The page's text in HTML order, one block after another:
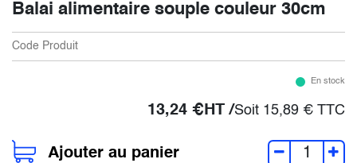
Balai alimentaire souple couleur 30cm
Code Produit
En stock
13,24 €HT /Soit 15,89 € TTC
Ajouter au panier